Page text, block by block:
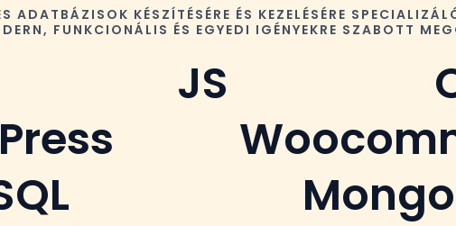
ADATBÁZISOK KÉSZÍTÉSÉRE ÉS KEZELÉSÉRE
FUNKCIONÁLIS ÉS EGYEDI IGÉNYEKRE SZABOTT
JS